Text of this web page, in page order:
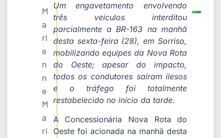
M
a
rl
e
n
n
e
M
a
ri
Um engavetamento envolvendo
três veículos interditou
parcialmente a BR-163 na manhã
desta sexta-feira (28), em Sorriso,
mobilizando equipes da Nova Rota
do Oeste; apesar do impacto,
todos os condutores saíram ilesos
e o tráfego foi totalmente
restabelecido no início da tarde.
A Concessionária Nova Rota do
Oeste foi acionada na manhã desta